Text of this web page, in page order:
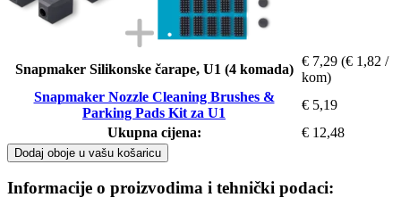
Snapmaker Silikonske čarape, U1 (4 komada)
€ 7,29 (€ 1,82 /
kom)
Snapmaker Nozzle Cleaning Brushes &
Parking Pads Kit za U1
€ 5,19
Ukupna cijena:
€ 12,48
Dodaj oboje u vašu košaricu
Informacije o proizvodima i tehnički podaci: